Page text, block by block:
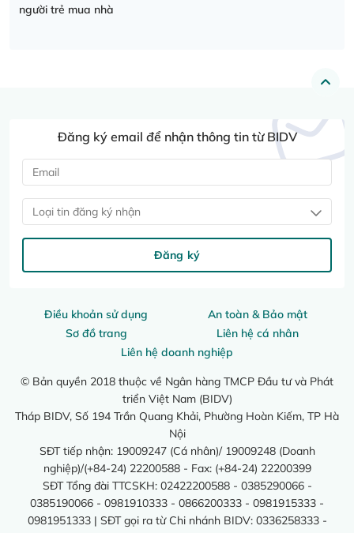
người trẻ mua nhà
Điều khoản sử dụng
An toàn & Bảo mật
Sơ đồ trang
Liên hệ cá nhân
Liên hệ doanh nghiệp
© Bản quyền 2018 thuộc về Ngân hàng TMCP Đầu tư và Phát
triển Việt Nam (BIDV)
Tháp BIDV, Số 194 Trần Quang Khải, Phường Hoàn Kiếm, TP Hà
Nội
SĐT tiếp nhận: 19009247 (Cá nhân)/ 19009248 (Doanh
nghiệp)/(+84-24) 22200588 - Fax: (+84-24) 22200399
SĐT Tổng đài TTCSKH: 02422200588 - 0385290066 -
0385190066 - 0981910333 - 0866200333 - 0981915333 -
0981951333 | SĐT gọi ra từ Chi nhánh BIDV: 0336258333 -
Đăng ký email để nhận thông tin từ BIDV
Loại tin đăng ký nhận
Đăng ký